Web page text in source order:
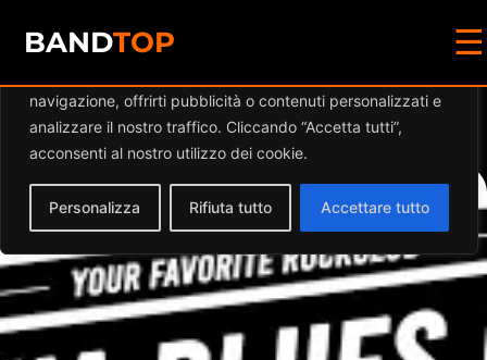
Diamo valore alla tua privacy
navigazione, offrirti pubblicità o contenuti personalizzati e
analizzare il nostro traffico. Cliccando “Accetta tutti”,
acconsenti al nostro utilizzo dei cookie.
Personalizza Rifiuta tutto Accettare tutto
BANDTOP ☰
Events at this location